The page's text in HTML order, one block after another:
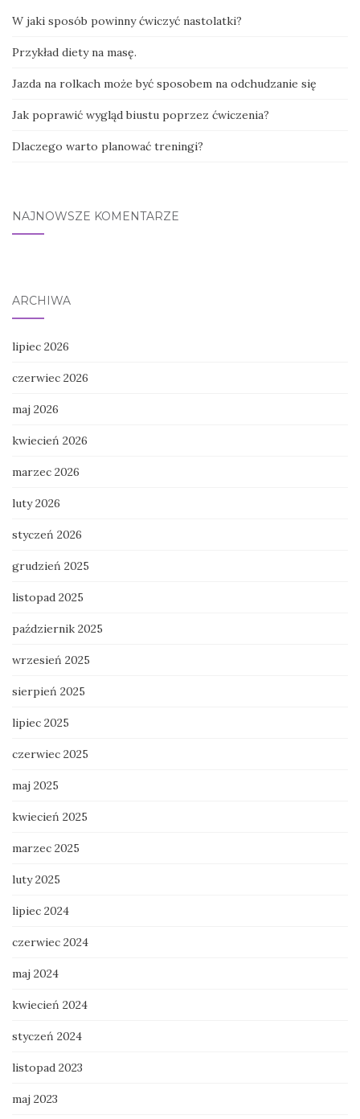
W jaki sposób powinny ćwiczyć nastolatki?
Przykład diety na masę.
Jazda na rolkach może być sposobem na odchudzanie się
Jak poprawić wygląd biustu poprzez ćwiczenia?
Dlaczego warto planować treningi?
NAJNOWSZE KOMENTARZE
ARCHIWA
lipiec 2026
czerwiec 2026
maj 2026
kwiecień 2026
marzec 2026
luty 2026
styczeń 2026
grudzień 2025
listopad 2025
październik 2025
wrzesień 2025
sierpień 2025
lipiec 2025
czerwiec 2025
maj 2025
kwiecień 2025
marzec 2025
luty 2025
lipiec 2024
czerwiec 2024
maj 2024
kwiecień 2024
styczeń 2024
listopad 2023
maj 2023